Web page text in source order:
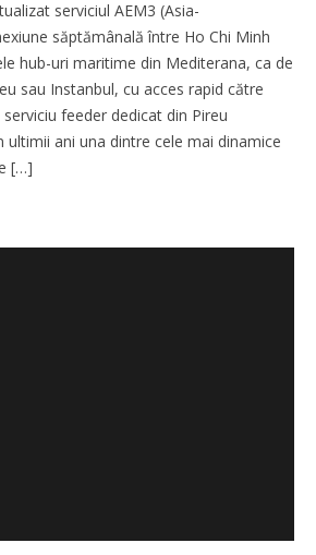
serviciul AEM3 (Asia-
săptămânală între Ho Chi Minh
hub-uri maritime din Mediterana, ca de
sau Instanbul, cu acces rapid către
feeder dedicat din Pireu
ultimii ani una dintre cele mai dinamice
[…]